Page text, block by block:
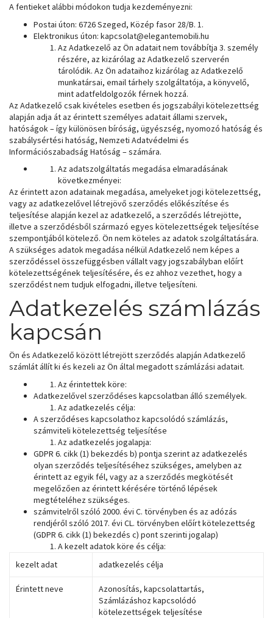
A fentieket alábbi módokon tudja kezdeményezni:
Postai úton: 6726 Szeged, Közép fasor 28/B. 1.
Elektronikus úton: kapcsolat@elegantemobili.hu
Az Adatkezelő az Ön adatait nem továbbítja 3. személy
részére, az kizárólag az Adatkezelő szerverén
tárolódik. Az Ön adataihoz kizárólag az Adatkezelő
munkatársai, email tárhely szolgáltatója, a könyvelő,
mint adatfeldolgozók férnek hozzá.
Az Adatkezelő csak kivételes esetben és jogszabályi kötelezettség
alapján adja át az érintett személyes adatait állami szervek,
hatóságok – így különösen bíróság, ügyészség, nyomozó hatóság és
szabálysértési hatóság, Nemzeti Adatvédelmi és
Információszabadság Hatóság – számára.
Az adatszolgáltatás megadása elmaradásának
következményei:
Az érintett azon adatainak megadása, amelyeket jogi kötelezettség,
vagy az adatkezelővel létrejövő szerződés előkészítése és
teljesítése alapján kezel az adatkezelő, a szerződés létrejötte,
illetve a szerződésből származó egyes kötelezettségek teljesítése
szempontjából kötelező. Ön nem köteles az adatok szolgáltatására.
A szükséges adatok megadása nélkül Adatkezelő nem képes a
szerződéssel összefüggésben vállalt vagy jogszabályban előírt
kötelezettségének teljesítésére, és ez ahhoz vezethet, hogy a
szerződést nem tudjuk elfogadni, illetve teljesíteni.
Adatkezelés számlázás
kapcsán
Ön és Adatkezelő között létrejött szerződés alapján Adatkezelő
számlát állít ki és kezeli az Ön által megadott számlázási adatait.
Az érintettek köre:
Adatkezelővel szerződéses kapcsolatban álló személyek.
Az adatkezelés célja:
A szerződéses kapcsolathoz kapcsolódó számlázás,
számviteli kötelezettség teljesítése
Az adatkezelés jogalapja:
GDPR 6. cikk (1) bekezdés b) pontja szerint az adatkezelés
olyan szerződés teljesítéséhez szükséges, amelyben az
érintett az egyik fél, vagy az a szerződés megkötését
megelőzően az érintett kérésére történő lépések
megtételéhez szükséges.
számvitelről szóló 2000. évi C. törvényben és az adózás
rendjéről szóló 2017. évi CL. törvényben előírt kötelezettség
(GDPR 6. cikk (1) bekezdés c) pont szerinti jogalap)
A kezelt adatok köre és célja:
kezelt adat
adatkezelés célja
Érintett neve
Azonosítás, kapcsolattartás,
Számlázáshoz kapcsolódó
kötelezettségek teljesítése